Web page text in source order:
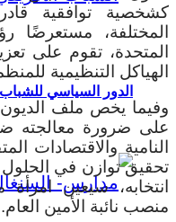
الدور السياسي
كشخصية توافقية
المختلفة، مستعرضًا
المتحدة، تقوم على
الهياكل التنظيمية
وفيما يخص ملف الديون
على ضرورة معالجته
النامية والاقتصادات
تحقيق توازن في
انتخابه، سيعين
منصب نائبة الأمين العام.